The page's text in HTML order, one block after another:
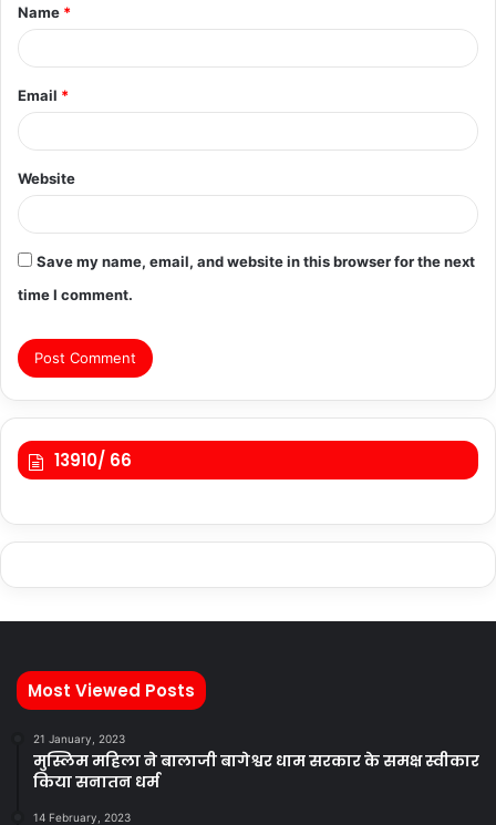
*
Name *
Email *
Website
Save my name, email, and website in this browser for the next
time I comment.
13910/ 66
Most Viewed Posts
21 January, 2023
मुस्लिम महिला ने बालाजी बागेश्वर धाम सरकार के समक्ष स्वीकार
किया सनातन धर्म
14 February, 2023